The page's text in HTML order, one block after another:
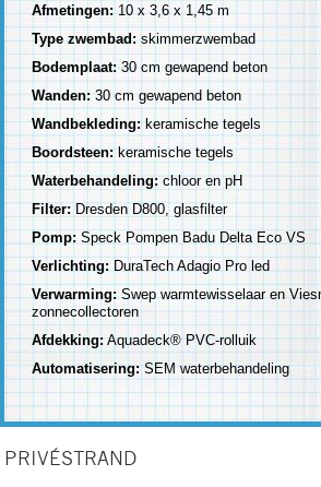
Afmetingen:10 x 3,6 x 1,45 m
Type zwembad:skimmerzwembad
Bodemplaat:30 cm gewapend beton
Wanden: 30 cm gewapend beton
Wandbekleding:keramische tegels
Boordsteen: keramische tegels
Waterbehandeling:chloor en pH
Filter: Dresden D800, glasfilter
Pomp:Speck Pompen Badu Delta Eco VS
Verlichting: DuraTech Adagio Pro led
Verwarming:Swep warmtewisselaar en
zonnecollectoren
Afdekking: Aquadeck® PVC-rolluik
Automatisering:SEM waterbehandeling
PRIVÉSTRAND